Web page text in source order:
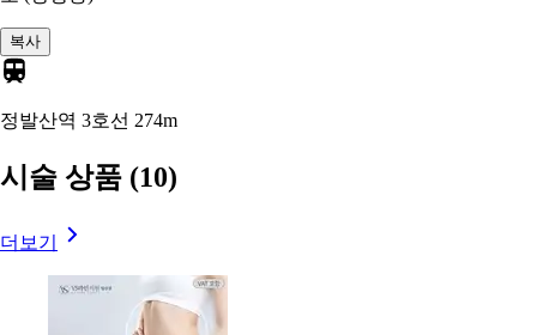
복사
정발산역 3호선 274m
시술 상품 (10)
더보기